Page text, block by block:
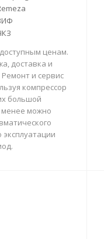
ценам.
доставка и
и сервис
компрессор
большой
менее можно
эксплуатации